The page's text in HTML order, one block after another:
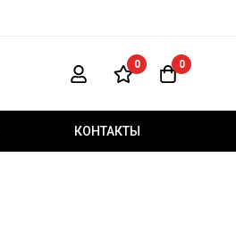
0 0
КОНТАКТЫ